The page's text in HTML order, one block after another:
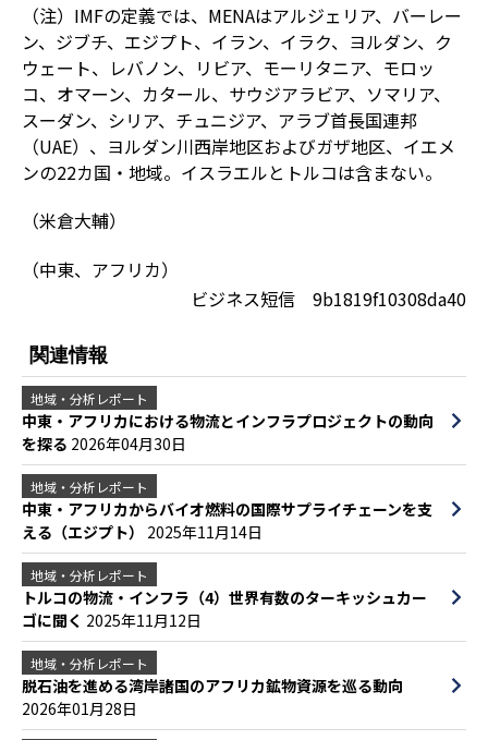
（注）IMFの定義では、MENAはアルジェリア、バーレー
ン、ジブチ、エジプト、イラン、イラク、ヨルダン、ク
ウェート、レバノン、リビア、モーリタニア、モロッ
コ、オマーン、カタール、サウジアラビア、ソマリア、
スーダン、シリア、チュニジア、アラブ首長国連邦
（UAE）、ヨルダン川西岸地区およびガザ地区、イエメ
ンの22カ国・地域。イスラエルとトルコは含まない。
（米倉大輔）
（中東、アフリカ）
ビジネス短信 9b1819f10308da40
関連情報
地域・分析レポート
中東・アフリカにおける物流とインフラプロジェクトの動向
を探る 2026年04月30日
地域・分析レポート
中東・アフリカからバイオ燃料の国際サプライチェーンを支
える（エジプト） 2025年11月14日
地域・分析レポート
トルコの物流・インフラ（4）世界有数のターキッシュカー
ゴに聞く 2025年11月12日
地域・分析レポート
脱石油を進める湾岸諸国のアフリカ鉱物資源を巡る動向
2026年01月28日